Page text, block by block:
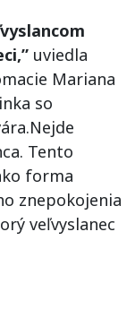
uviedla
Mariana
so
Tento
forma
znepokojenia
veľvyslanec